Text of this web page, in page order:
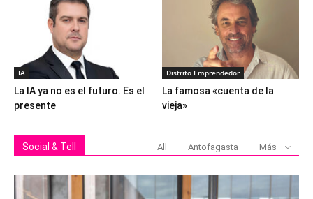
IA
La IA ya no es el futuro. Es el
presente
Distrito Emprendedor
La famosa «cuenta de la
vieja»
Social & Tell All Antofagasta Más